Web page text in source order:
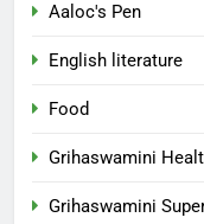
Aaloc's Pen
English literature
Food
Grihaswamini
Grihaswamini